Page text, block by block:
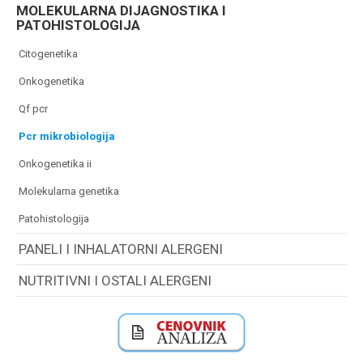
MOLEKULARNA DIJAGNOSTIKA I
PATOHISTOLOGIJA
citogenetika
onkogenetika
qf pcr
pcr mikrobiologija
onkogenetika ii
molekularna genetika
patohistologija
PANELI I INHALATORNI ALERGENI
NUTRITIVNI I OSTALI ALERGENI